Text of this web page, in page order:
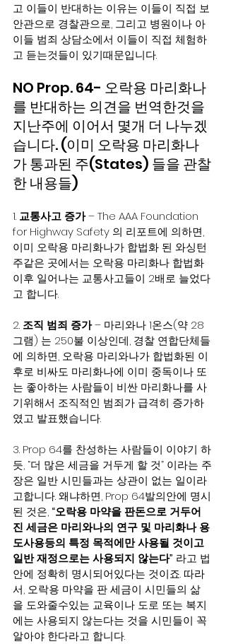
고 이들이 반대하는 이유는 이들이 직접 보
안관으로 경찰관으로, 그리고 병원이나 아
이들 범죄 상담소에서 이들이 직접 체험하
고 듣는것들이 있기때문입니다.
NO Prop. 64- 오락용 마리화나
를 반대하는 의견을 번역한것을
지난주에 이어서 몇개 더 나누겠
습니다. (이미 오락용 마리화나
가 통과된 주(States) 들을 관찰
한 내용들)
1. 교통사고 증가 – The AAA Foundation
for Highway Safety 의 리포트에 의하면,
이미 오락용 마리화나가 합법화 된 와싱턴
주같은 곳에서는 오락용 마리화나 합법화
이후 일어나는 교통사고들이 2배로 늘었다
고 합니다.
2. 조직 범죄 증가 – 마리와나 1온스(약 28
그램) 는 250불 이상인데, 경찰 연합단체들
에 의하면, 오락용 마리와나가 합법화된 이
후로 비싸도 마리화나에 이미 중독이나 또
는 좋아하는 사람들이 비싼 마리화나를 사
기위해서 조직적인 범죄가 급격히 증가하
였고 발표했습니다.
3. Prop 64를 찬성하는 사람들이 이야기 하
듯, “더 많은 세금을 거두게 할 것” 이라는 주
장은 일반 시민들과는 상관이 없는 일이라
고합니다. 왜냐하면, Prop 64발의안에 명시
된 것은, “오락용 마약을 판돈으로 거두어
진 세금은 마리와나의 연구 및 마리화나 용
도사용등의 특정 목적에만 사용될 것이고
일반 재정으로는 사용되지 않는다” 라고 법
안에 정확히 명시되어있다는 것이죠. 따라
서, 오락용 마약을 판 세금이 시민들의 삶
을 도와줄수있는 교육이나 도로 또는 복지
에는 사용되지 않는다는 것을 시민들이 꼭
알아야 한다라고 합니다.